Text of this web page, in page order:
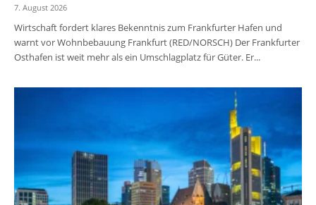
7. August 2026
Wirtschaft fordert klares Bekenntnis zum Frankfurter Hafen und
warnt vor Wohnbebauung Frankfurt (RED/NORSCH) Der Frankfurter
Osthafen ist weit mehr als ein Umschlagplatz für Güter. Er...